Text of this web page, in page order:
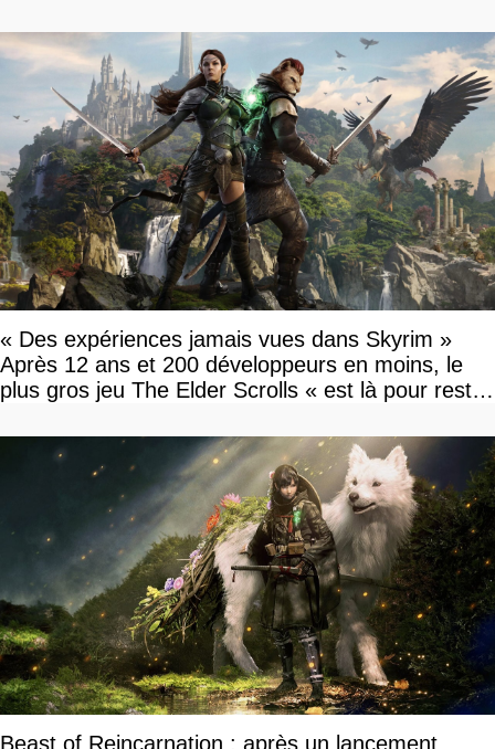
« Des expériences jamais vues dans Skyrim »
Après 12 ans et 200 développeurs en moins, le
plus gros jeu The Elder Scrolls « est là pour rester
Beast of Reincarnation : après un lancement